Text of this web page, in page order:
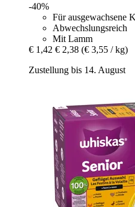
-40%
Für ausgewachsene
Abwechslungsreich
Mit Lamm
€ 1,42 € 2,38 (€ 3,55 / kg)
Zustellung bis 14. August